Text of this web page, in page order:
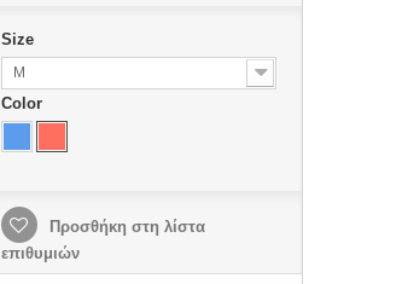
Size
M
Color
Προσθήκη στη λίστα
επιθυμιών